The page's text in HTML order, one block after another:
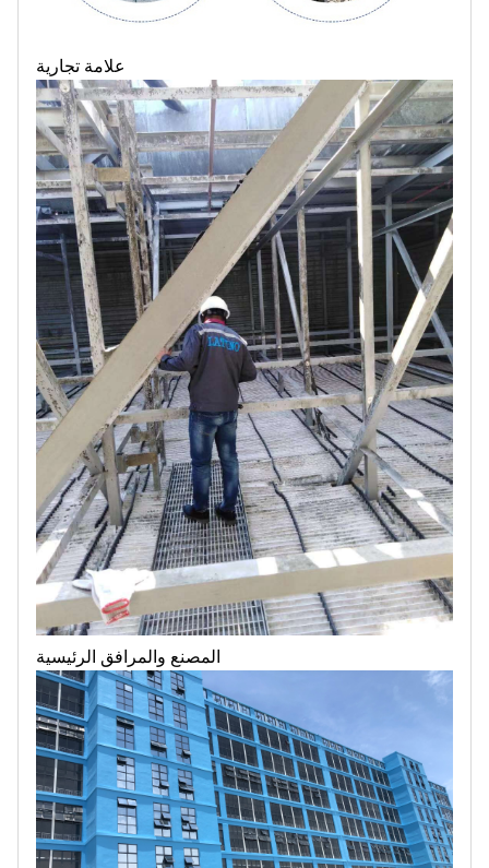
علامة تجارية
المصنع والمرافق الرئيسية